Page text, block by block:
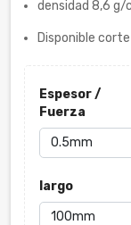
densidad 8,6 g/
Disponible
Espesor /
Fuerza
largo